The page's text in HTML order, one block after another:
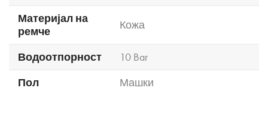
Материјал на
ремче
Кожа
Водоотпорност
10 Bar
Пол
Машки